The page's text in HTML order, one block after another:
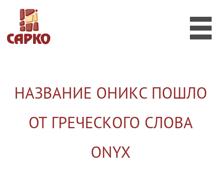
ФОТО РАБОТ
УСЛУГИ
ВОПРОСЫ И ОТВЕТЫ
НАЗВАНИЕ ОНИКС ПОШЛО
ОТ ГРЕЧЕСКОГО СЛОВА
ONYX